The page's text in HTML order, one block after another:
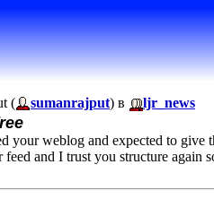
( sumanrajput) в ljr_news
your weblog and expected to
and I trust you structure again